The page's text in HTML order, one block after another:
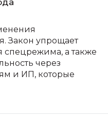
Закон упрощает
спецрежима, а также
через
и ИП, которые